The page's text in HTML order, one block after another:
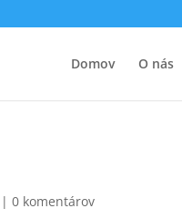
Domov O nás
|0 komentárov